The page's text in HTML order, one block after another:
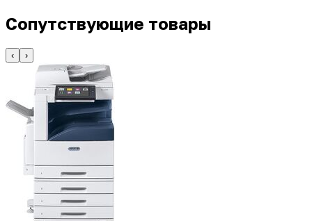
Сопутствующие товары
‹ ›